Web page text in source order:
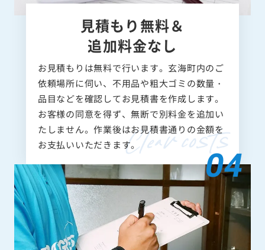
見積もり無料＆
追加料金なし
お見積もりは無料で行います。玄海町内のご
依頼場所に伺い、不用品や粗大ゴミの数量・
品目などを確認してお見積書を作成します。
お客様の同意を得ず、無断で別料金を追加い
たしません。作業後はお見積書通りの金額を
お支払いいただきます。